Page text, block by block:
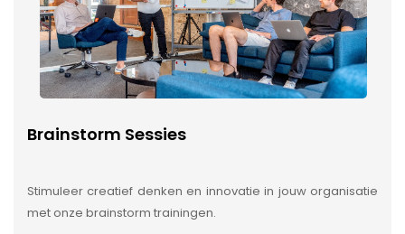
Brainstorm Sessies
Stimuleer creatief denken en innovatie in jouw organisatie
met onze brainstorm trainingen.